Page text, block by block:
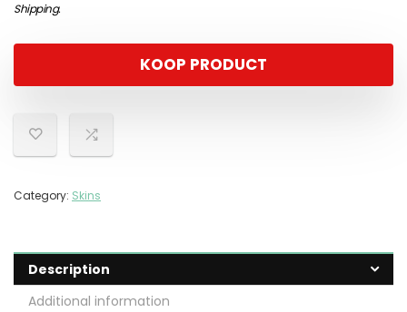
Shipping.
KOOP PRODUCT
Category: Skins
Description
Additional information